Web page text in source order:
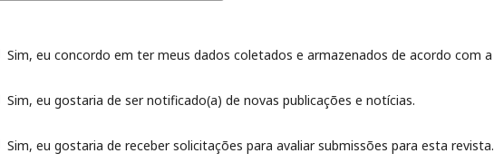
Sim, eu concordo em ter meus dados coletados e armazenados de acordo com a
Sim, eu gostaria de ser notificado(a) de novas publicações e notícias.
Sim, eu gostaria de receber solicitações para avaliar submissões para esta revista.